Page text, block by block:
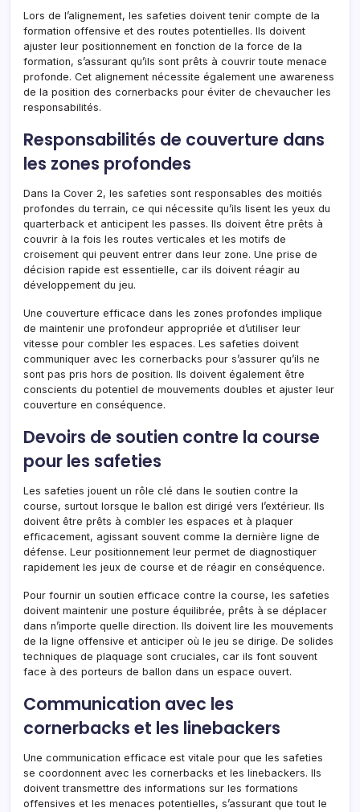
Lors de l’alignement, les safeties doivent tenir compte de la
formation offensive et des routes potentielles. Ils doivent
ajuster leur positionnement en fonction de la force de la
formation, s’assurant qu’ils sont prêts à couvrir toute menace
profonde. Cet alignement nécessite également une awareness
de la position des cornerbacks pour éviter de chevaucher les
responsabilités.
Responsabilités de couverture dans
les zones profondes
Dans la Cover 2, les safeties sont responsables des moitiés
profondes du terrain, ce qui nécessite qu’ils lisent les yeux du
quarterback et anticipent les passes. Ils doivent être prêts à
couvrir à la fois les routes verticales et les motifs de
croisement qui peuvent entrer dans leur zone. Une prise de
décision rapide est essentielle, car ils doivent réagir au
développement du jeu.
Une couverture efficace dans les zones profondes implique
de maintenir une profondeur appropriée et d’utiliser leur
vitesse pour combler les espaces. Les safeties doivent
communiquer avec les cornerbacks pour s’assurer qu’ils ne
sont pas pris hors de position. Ils doivent également être
conscients du potentiel de mouvements doubles et ajuster leur
couverture en conséquence.
Devoirs de soutien contre la course
pour les safeties
Les safeties jouent un rôle clé dans le soutien contre la
course, surtout lorsque le ballon est dirigé vers l’extérieur. Ils
doivent être prêts à combler les espaces et à plaquer
efficacement, agissant souvent comme la dernière ligne de
défense. Leur positionnement leur permet de diagnostiquer
rapidement les jeux de course et de réagir en conséquence.
Pour fournir un soutien efficace contre la course, les safeties
doivent maintenir une posture équilibrée, prêts à se déplacer
dans n’importe quelle direction. Ils doivent lire les mouvements
de la ligne offensive et anticiper où le jeu se dirige. De solides
techniques de plaquage sont cruciales, car ils font souvent
face à des porteurs de ballon dans un espace ouvert.
Communication avec les
cornerbacks et les linebackers
Une communication efficace est vitale pour que les safeties
se coordonnent avec les cornerbacks et les linebackers. Ils
doivent transmettre des informations sur les formations
offensives et les menaces potentielles, s’assurant que tout le